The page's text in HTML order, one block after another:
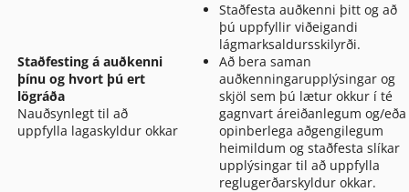
Staðfesting á auðkenni
þínu og hvort þú ert
lögráða
Nauðsynlegt til að
uppfylla lagaskyldur okkar
Staðfesta auðkenni þitt og að
þú uppfyllir viðeigandi
lágmarksaldursskilyrði.
Að bera saman
auðkenningarupplýsingar og
skjöl sem þú lætur okkur í té
gagnvart áreiðanlegum og/eða
opinberlega aðgengilegum
heimildum og staðfesta slíkar
upplýsingar til að uppfylla
reglugerðarskyldur okkar.